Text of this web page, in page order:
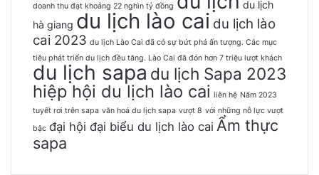
doanh thu đạt khoảng 22 nghìn tỷ đồng
du lịch
hà giang du lịch lào cai du lịch lào
cai 2023 du lịch Lào Cai đã có sự bứt phá ấn tượng. Các mục
tiêu phát triển du lịch đều tăng. Lào Cai đã đón hơn 7 triệu lượt khách
du lịch sapa du lịch Sapa 2023
hiệp hội du lịch lào cai liên hệ Năm 2023
tuyết rơi trên sapa văn hoá du lịch sapa vượt 8 với những nỗ lực vượt
bậc đại hội đại biểu du lịch lào cai Ẩm thực
sapa